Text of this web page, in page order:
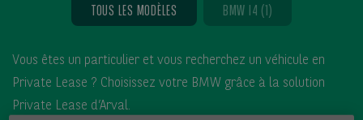
Stock & Deals
Services inclus
TOUS LES MODÈLES BMW I4 (1)
Description
Vous êtes un particulier et vous recherchez un véhicule en
Private Lease ? Choisissez votre BMW grâce à la solution
Private Lease d’Arval.